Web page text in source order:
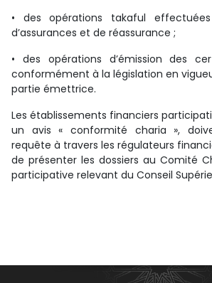
• des opérations takaful
d’assurances et de réassurance ;
• des opérations d’émission des
conformément à la législation en
partie émettrice.
Les établissements financiers
un avis « conformité charia »,
requête à travers les régulateurs
de présenter les dossiers au Comité
participative relevant du Conseil